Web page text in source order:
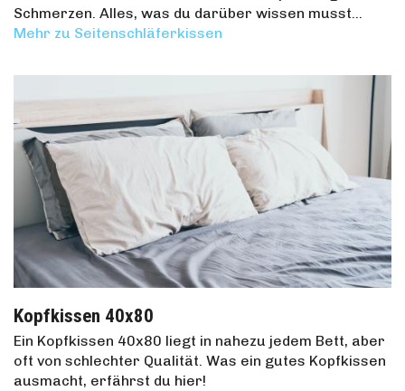
Schmerzen. Alles, was du darüber wissen musst…
Mehr zu Seitenschläferkissen
Kopfkissen 40x80
Ein Kopfkissen 40x80 liegt in nahezu jedem Bett, aber
oft von schlechter Qualität. Was ein gutes Kopfkissen
ausmacht, erfährst du hier!